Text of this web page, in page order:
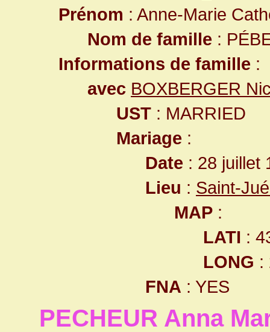
Prénom : Anne-Marie
Nom de famille :
Informations de famille :
avec BOXBERGER
UST : MARRIED
Mariage :
Date : 28 juillet
Lieu : Saint-
MAP :
LATI :
LONG :
FNA : YES
PECHEUR Anna